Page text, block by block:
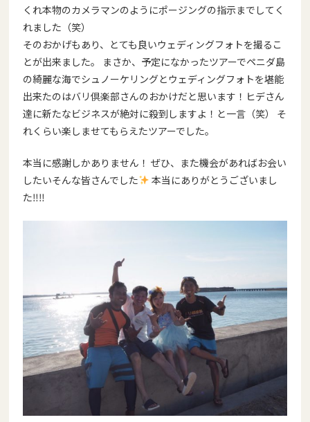
くれ本物のカメラマンのようにポージングの指示までしてく
れました（笑）
そのおかげもあり、とても良いウェディングフォトを撮るこ
とが出来ました。 まさか、予定になかったツアーでペニダ島
の綺麗な海でシュノーケリングとウェディングフォトを堪能
出来たのはバリ倶楽部さんのおかけだと思います！ヒデさん
達に新たなビジネスが絶対に殺到しますよ！と一言（笑） そ
れくらい楽しませてもらえたツアーでした。
本当に感謝しかありません！ ぜひ、また機会があればお会い
したいそんな皆さんでした
本当にありがとうございまし
た‼︎‼︎